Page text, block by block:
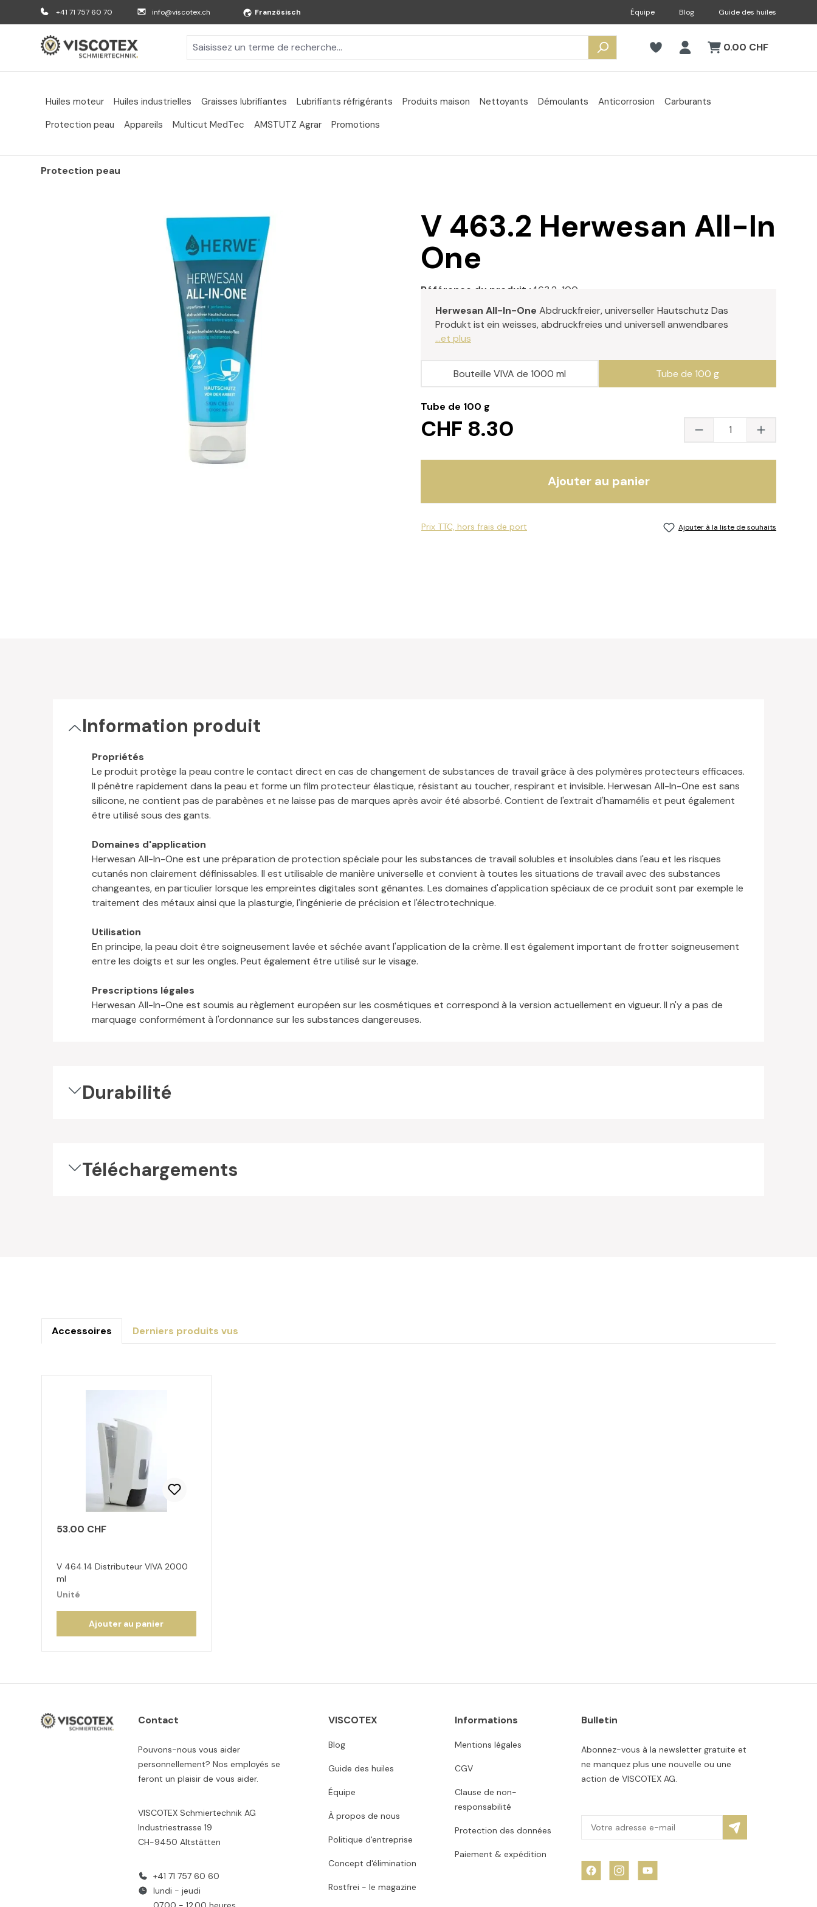
au contenu principal
Aller à la recherche
Aller à la navigation principale
+41 71 757 60 70 info@viscotex.ch Französisch Équipe Blog Guide des huiles
0.00 CHF
Huiles moteur Huiles industrielles Graisses lubrifiantes Lubrifiants réfrigérants Produits maison Nettoyants Démoulants Anticorrosion
Carburants
Protection peau
Appareils Multicut MedTec AMSTUTZ Agrar Promotions
Protection peau
V 463.2 Herwesan All-In
One
Référence du produit : 463.2-100
Herwesan All-In-One Abdruckfreier, universeller Hautschutz Das
Produkt ist ein weisses, abdruckfreies und universell anwendbares
...et plus
Tube de 100 g
CHF 8.30
Bouteille VIVA de 1000 ml Tube de 100 g
Quantité du
Ajouter au panier
Prix TTC, hors frais de port Ajouter à la liste de souhaits
Information produit
Propriétés
Le produit protège la peau contre le contact direct en cas de changement de substances de travail grâce à des polymères protecteurs efficaces.
Il pénètre rapidement dans la peau et forme un film protecteur élastique, résistant au toucher, respirant et invisible. Herwesan All-In-One est sans
silicone, ne contient pas de parabènes et ne laisse pas de marques après avoir été absorbé. Contient de l'extrait d'hamamélis et peut également
être utilisé sous des gants.
Domaines d'application
Herwesan All-In-One est une préparation de protection spéciale pour les substances de travail solubles et insolubles dans l'eau et les risques
cutanés non clairement définissables. Il est utilisable de manière universelle et convient à toutes les situations de travail avec des substances
changeantes, en particulier lorsque les empreintes digitales sont gênantes. Les domaines d'application spéciaux de ce produit sont par exemple le
traitement des métaux ainsi que la plasturgie, l'ingénierie de précision et l'électrotechnique.
Utilisation
En principe, la peau doit être soigneusement lavée et séchée avant l'application de la crème. Il est également important de frotter soigneusement
entre les doigts et sur les ongles. Peut également être utilisé sur le visage.
Prescriptions légales
Herwesan All-In-One est soumis au règlement européen sur les cosmétiques et correspond à la version actuellement en vigueur. Il n'y a pas de
marquage conformément à l'ordonnance sur les substances dangereuses.
Durabilité
Téléchargements
Accessoires Derniers produits vus
53.00 CHF
V 464.14 Distributeur VIVA 2000
ml
Unité
Ajouter au panier
Contact
Pouvons-nous vous aider
personnellement? Nos employés se
feront un plaisir de vous aider.
VISCOTEX Schmiertechnik AG
Industriestrasse 19
CH-9450 Altstätten
+41 71 757 60 60
lundi - jeudi
VISCOTEX
Blog
Guide des huiles
Équipe
À propos de nous
Politique d'entreprise
Concept d'élimination
Rostfrei - le magazine
Informations
Mentions légales
CGV
Clause de non-
responsabilité
Protection des données
Paiement & expédition
Bulletin
Abonnez-vous à la newsletter gratuite et
ne manquez plus une nouvelle ou une
action de VISCOTEX AG.